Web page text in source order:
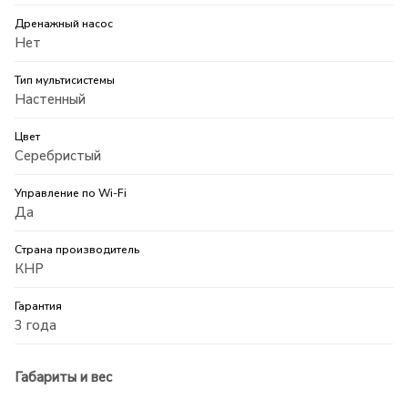
Дренажный насос
Нет
Тип мультисистемы
Настенный
Цвет
Серебристый
Управление по Wi-Fi
Да
Страна производитель
КНР
Гарантия
3 года
Габариты и вес